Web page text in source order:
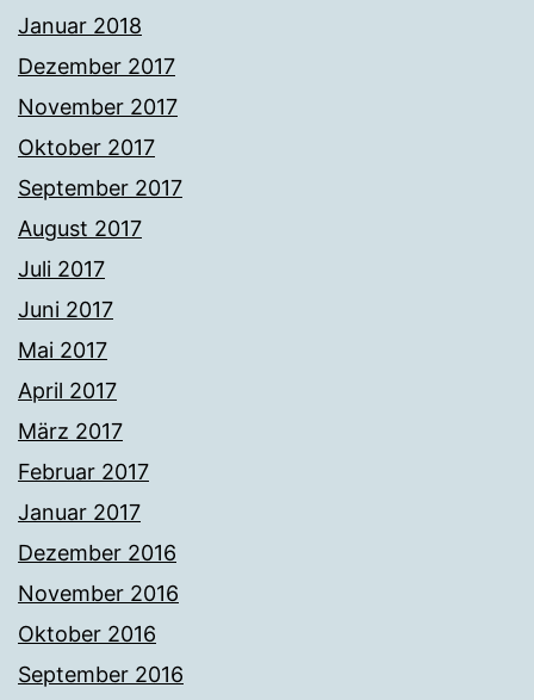
Januar 2018
Dezember 2017
November 2017
Oktober 2017
September 2017
August 2017
Juli 2017
Juni 2017
Mai 2017
April 2017
März 2017
Februar 2017
Januar 2017
Dezember 2016
November 2016
Oktober 2016
September 2016